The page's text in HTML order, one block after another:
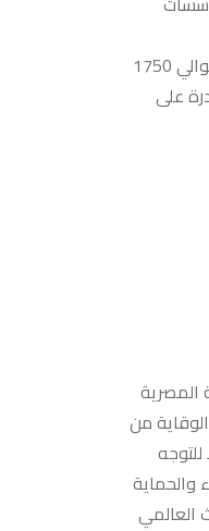
يقام المعرض هذا العام تحت شعار Safeguarding Tomorrow (حماية المستقبل ) علي مساحة عرض تتجاوز 118 ألف متر مربع ، بمشاركة حوالي 1750
على
وخبرة الصناعة المصرية
من
والحماية
العالمي